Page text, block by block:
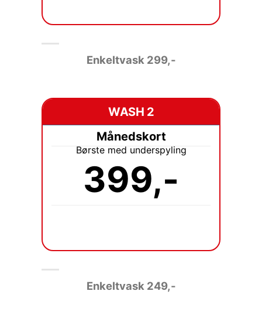
Enkeltvask 299,-
WASH 2
Månedskort
Børste med underspyling
399,-
Enkeltvask 249,-